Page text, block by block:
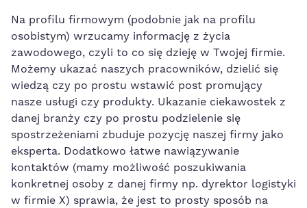
Na profilu firmowym (podobnie jak na profilu
osobistym) wrzucamy informację z życia
zawodowego, czyli to co się dzieję w Twojej firmie.
Możemy ukazać naszych pracowników, dzielić się
wiedzą czy po prostu wstawić post promujący
nasze usługi czy produkty. Ukazanie ciekawostek z
danej branży czy po prostu podzielenie się
spostrzeżeniami zbuduje pozycję naszej firmy jako
eksperta. Dodatkowo łatwe nawiązywanie
kontaktów (mamy możliwość poszukiwania
konkretnej osoby z danej firmy np. dyrektor logistyki
w firmie X) sprawia, że jest to prosty sposób na